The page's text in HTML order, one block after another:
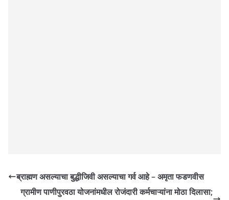
ब्राह्मण असल्याचा बुद्धीजिवी असल्याचा गर्व आहे – अमृता फडणवीस
ग्रामीण पाणीपुरवठा योजनांमधील रोजंदारी कर्मचाऱ्यांना मोठा दिलासा;